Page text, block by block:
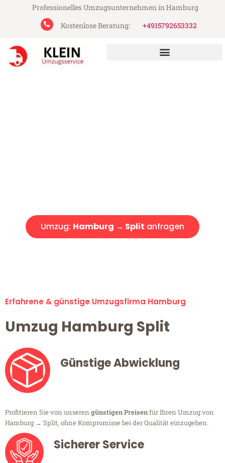
Professionelles Umzugsunternehmen in Hamburg
Kostenlose Beratung:
+4915792653332
Umzug: Hamburg → Split anfragen
Erfahrene & günstige Umzugsfirma Hamburg
Umzug Hamburg Split
Günstige Abwicklung
Profitieren Sie von unseren günstigen Preisenfür Ihren Umzug von
Hamburg → Split, ohne Kompromisse bei der Qualität einzugehen.
Sicherer Service